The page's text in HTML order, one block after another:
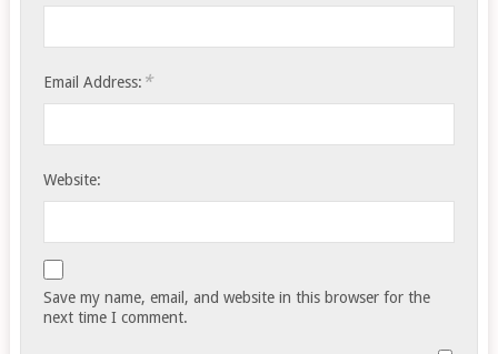
Email Address: *
Website:
Save my name, email, and website in this browser for the
next time I comment.